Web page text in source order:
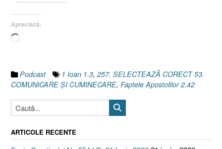
Apreciază:
Încarc...
Podcast 1 Ioan 1.3, 257. SELECTEAZĂ CORECT 53.
COMUNICARE ȘI CUMINECARE, Faptele Apostolilor 2.42
ARTICOLE RECENTE